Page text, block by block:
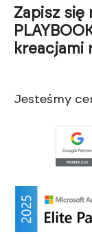
Zapisz
kreacjami
Jesteśmy